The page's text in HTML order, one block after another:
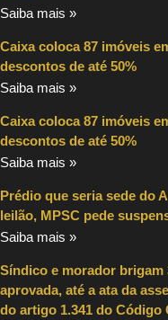
Saiba mais »
Caixa coloca 87 imóveis
descontos de até 50%
Saiba mais »
Caixa coloca 87 imóveis
descontos de até 50%
Saiba mais »
Prédio que seria sede do
leilão, MPSC pede
Saiba mais »
Síndico e morador brigam
aprovada, até a ata da
do artigo 1.341 do